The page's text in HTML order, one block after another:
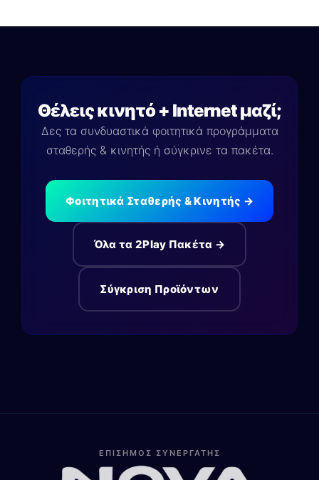
Θέλεις κινητό + Internet μαζί;
Δες τα συνδυαστικά φοιτητικά προγράμματα
σταθερής & κινητής ή σύγκρινε τα πακέτα.
Φοιτητικά Σταθερής & Κινητής →
Όλα τα 2Play Πακέτα →
Σύγκριση Προϊόντων
ΕΠΙΣΗΜΟΣ ΣΥΝΕΡΓΑΤΗΣ
Online — Line4you